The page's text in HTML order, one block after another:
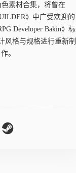
素材合集，将曾在
》中广受欢迎的
Developer Bakin》标
风格与规格进行重新制
作。